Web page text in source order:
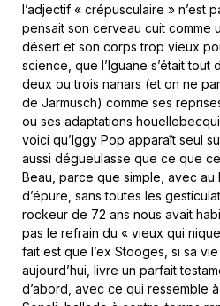
l’adjectif « crépusculaire » n’est
pensait son cerveau cuit comme
désert et son corps trop vieux
science, que l’Iguane s’était tout
deux ou trois nanars (et on ne
de Jarmusch) comme ses
ou ses adaptations
voici qu’Iggy Pop apparaît seul
aussi dégueulasse que ce que
Beau, parce que simple, avec au
d’épure, sans toutes les
rockeur de 72 ans nous avait
pas le refrain du « vieux qui
fait est que l’ex Stooges, si sa
aujourd’hui, livre un parfait
d’abord, avec ce qui ressemble